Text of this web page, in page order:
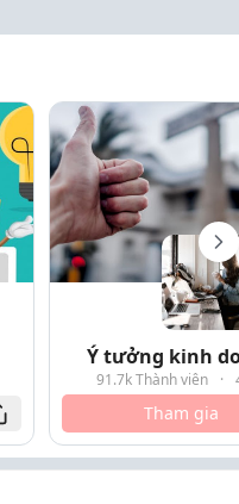
Ý tưởng kinh
91.7k Thành viên ·
Tham gia